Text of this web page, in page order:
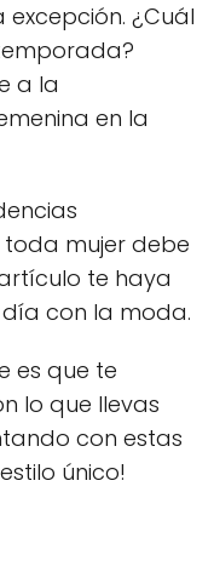
¿Cuál
a la
en la
mujer debe
te haya
con la moda.
es que te
lo que llevas
con estas
único!